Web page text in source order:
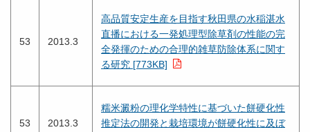
53 2013.3
高品質安定生産を目指す秋田県の水稲湛水
直播における一発処理型除草剤の性能の完
全発揮のための合理的雑草防除体系に関す
る研究 [773KB]
53 2013.3
糯米澱粉の理化学特性に基づいた餅硬化性
推定法の開発と栽培環境が餅硬化性に及ぼ